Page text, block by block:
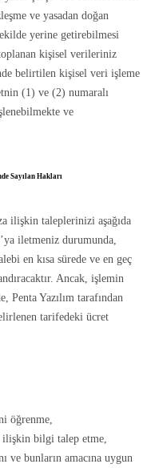
ve yasadan doğan
yerine getirebilmesi
kişisel verileriniz
belirtilen kişisel veri işleme
(1) ve (2) numaralı
ve
Sayılan Hakları
ilişkin taleplerinizi aşağıda
iletmeniz durumunda,
en kısa sürede ve en geç
Ancak, işlemin
Penta Yazılım tarafından
tarifedeki ücret
öğrenme,
bilgi talep etme,
ve bunların amacına uygun